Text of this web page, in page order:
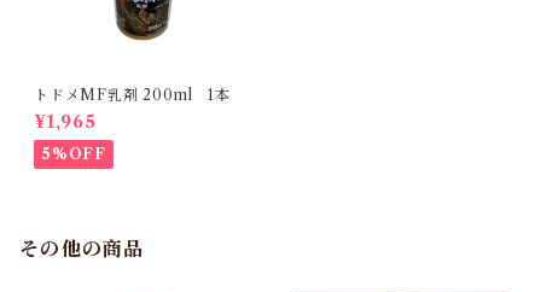
トドメMF乳剤 200ml 1本
¥1,965
5%OFF
その他の商品